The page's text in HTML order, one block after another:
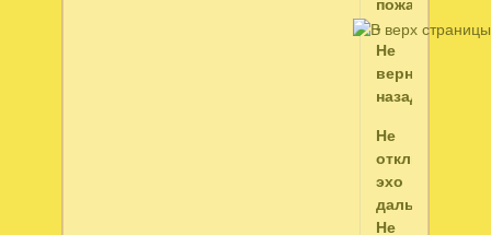
-
Не
вернуться
назад.
Не
откликнется
эхо
дальнее,
Не